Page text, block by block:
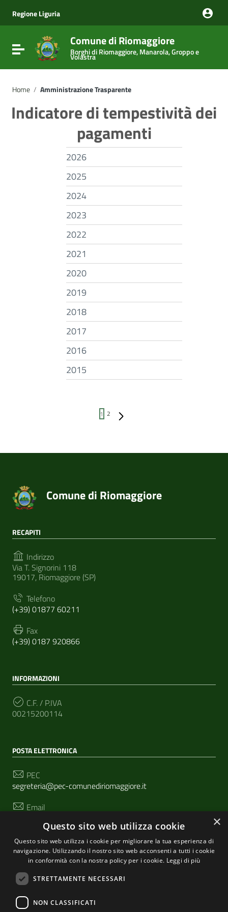
Vai al menu di navigazione
Vai al footer
Regione Liguria
Attiva / disattiva la navigazione
Comune di Riomaggiore
Borghi di Riomaggiore, Manarola, Groppo e
Volastra
Home / Amministrazione Trasparente
Indicatore di tempestività dei
pagamenti
2026
2025
2024
2023
2022
2021
2020
2019
2018
2017
2016
2015
1 2
Comune di Riomaggiore
RECAPITI
Indirizzo
Via T. Signorini 118
19017, Riomaggiore (SP)
Telefono
(+39) 01877 60211
Fax
(+39) 0187 920866
INFORMAZIONI
C.F. / P.IVA
00215200114
POSTA ELETTRONICA
PEC
segreteria@pec-comunediriomaggiore.it
Email
SEGUICI SU
Sezione Link Utili
Privacy | Cookie policy | Realizzato con
×
Questo sito web utilizza cookie
Questo sito web utilizza i cookie per migliorare la tua esperienza di
navigazione. Utilizzando il nostro sito web acconsenti a tutti i cookie
in conformità con la nostra policy per i cookie. Leggi di più
STRETTAMENTE NECESSARI
NON CLASSIFICATI